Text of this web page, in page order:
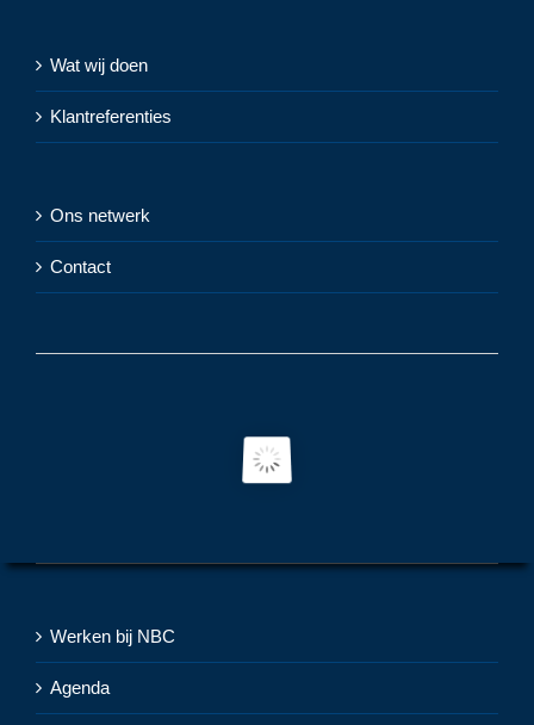
Wat wij doen
Klantreferenties
Ons netwerk
Contact
Werken bij NBC
Agenda